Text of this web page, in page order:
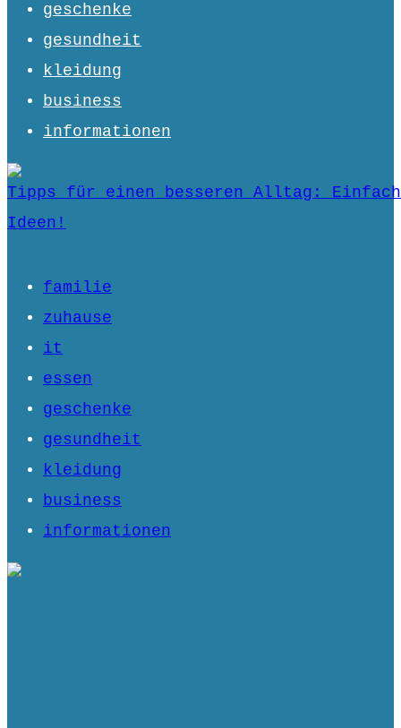
geschenke
gesundheit
kleidung
business
informationen
Tipps für einen besseren Alltag:
Ideen!
familie
zuhause
it
essen
geschenke
gesundheit
kleidung
business
informationen